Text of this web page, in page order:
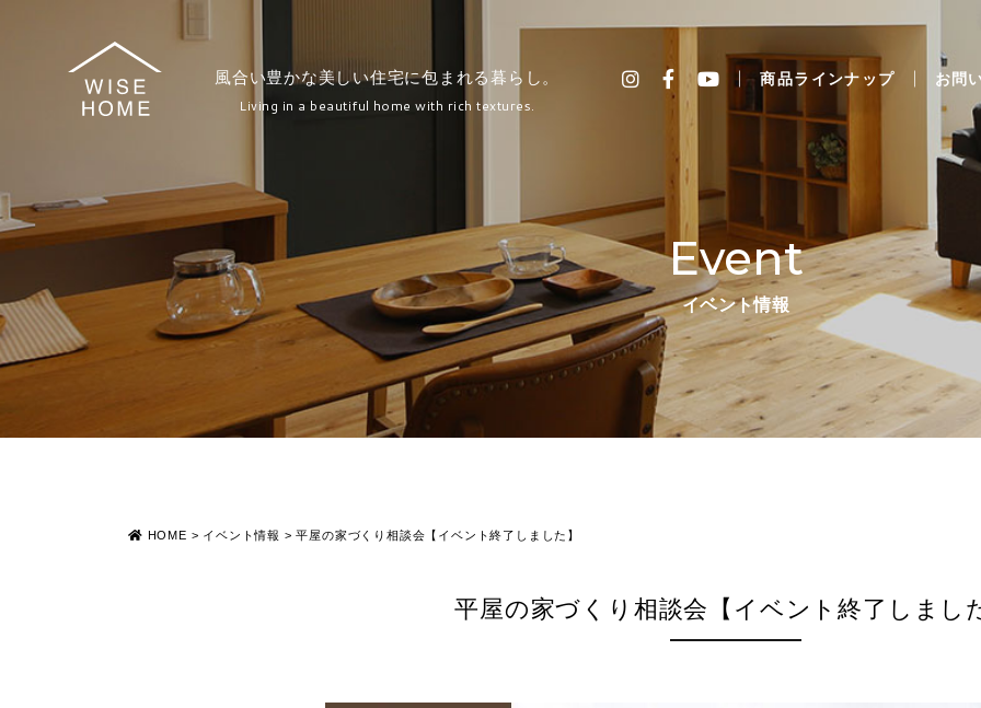
風合い豊かな美しい住宅に包まれる暮らし。
Living in a beautiful home with rich textures.
商品ラインナップ お問
Event
イベント情報
HOME > イベント情報 >平屋の家づくり相談会【イベント終了しました】
平屋の家づくり相談会【イベント終了しまし